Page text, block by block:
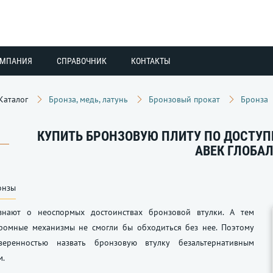
СПРАВОЧНИК КОНТАКТЫ
Бронза, медь, латунь Бронзовый прокат Бронза
КУПИТЬ БРОНЗОВУЮ ПЛИТУ ПО
АВЕК ГЛОБАЛ
о неоспормых достоинствах бронзовой втулки. А тем
механизмы не смогли бы обходиться без нее. Поэтому
назвать бронзовую втулку безальтернативным